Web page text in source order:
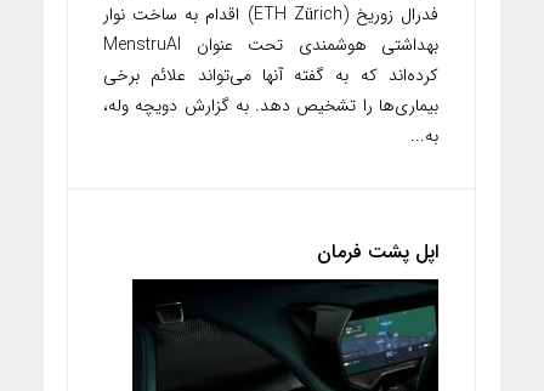
فدرال زوریخ (ETH Zürich) اقدام به ساخت نوار
بهداشتی هوشمندی تحت عنوان MenstruAI
کرده‌اند که به گفته آنها می‌تواند علائم برخی
بیماری‌ها را تشخیص دهد. به گزارش دویچه وله،
به...
اپل پشت فرمان